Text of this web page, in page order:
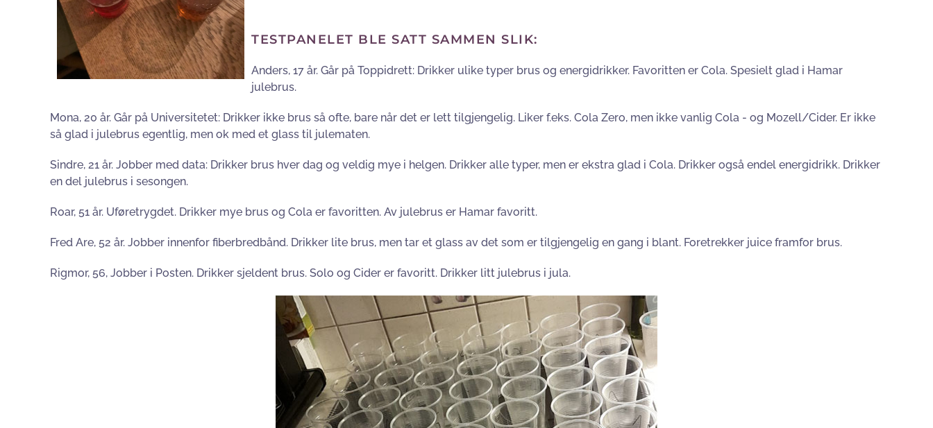
TESTPANELET BLE SATT SAMMEN SLIK:
Anders, 17 år. Går på Toppidrett: Drikker ulike typer brus og energidrikker. Favoritten er Cola. Spesielt glad i Hamar
julebrus.
Mona, 20 år. Går på Universitetet: Drikker ikke brus så ofte, bare når det er lett tilgjengelig. Liker f.eks. Cola Zero, men ikke vanlig Cola - og Mozell/Cider. Er ikke
så glad i julebrus egentlig, men ok med et glass til julematen.
Sindre, 21 år. Jobber med data: Drikker brus hver dag og veldig mye i helgen. Drikker alle typer, men er ekstra glad i Cola. Drikker også endel energidrikk. Drikker
en del julebrus i sesongen.
Roar, 51 år. Uføretrygdet. Drikker mye brus og Cola er favoritten. Av julebrus er Hamar favoritt.
Fred Are, 52 år. Jobber innenfor fiberbredbånd. Drikker lite brus, men tar et glass av det som er tilgjengelig en gang i blant. Foretrekker juice framfor brus.
Rigmor, 56, Jobber i Posten. Drikker sjeldent brus. Solo og Cider er favoritt. Drikker litt julebrus i jula.